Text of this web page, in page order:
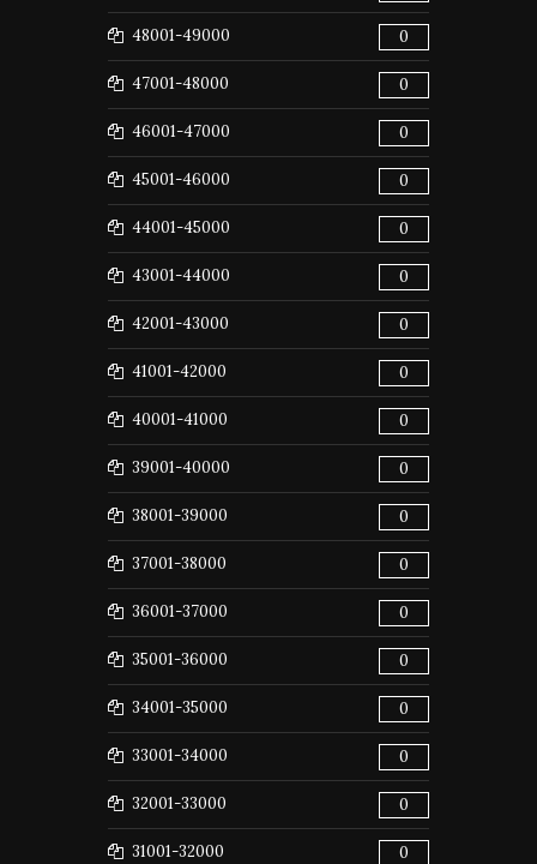
48001-49000 0
47001-48000 0
46001-47000 0
45001-46000 0
44001-45000 0
43001-44000 0
42001-43000 0
41001-42000 0
40001-41000 0
39001-40000 0
38001-39000 0
37001-38000 0
36001-37000 0
35001-36000 0
34001-35000 0
33001-34000 0
32001-33000 0
31001-32000 0